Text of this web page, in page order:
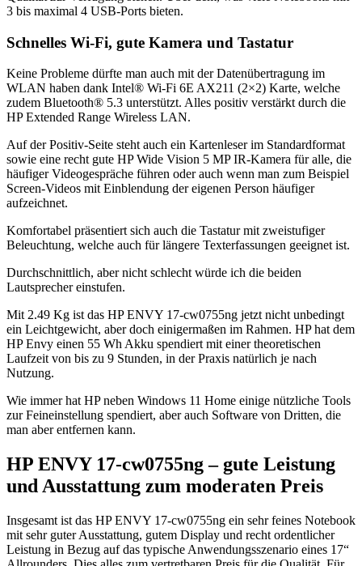
3 bis maximal 4 USB-Ports bieten.
Schnelles Wi-Fi, gute Kamera und Tastatur
Keine Probleme dürfte man auch mit der Datenübertragung im
WLAN haben dank Intel® Wi-Fi 6E AX211 (2×2) Karte, welche
zudem Bluetooth® 5.3 unterstützt. Alles positiv verstärkt durch die
HP Extended Range Wireless LAN.
Auf der Positiv-Seite steht auch ein Kartenleser im Standardformat
sowie eine recht gute HP Wide Vision 5 MP IR-Kamera für alle, die
häufiger Videogespräche führen oder auch wenn man zum Beispiel
Screen-Videos mit Einblendung der eigenen Person häufiger
aufzeichnet.
Komfortabel präsentiert sich auch die Tastatur mit zweistufiger
Beleuchtung, welche auch für längere Texterfassungen geeignet ist.
Durchschnittlich, aber nicht schlecht würde ich die beiden
Lautsprecher einstufen.
Mit 2.49 Kg ist das HP ENVY 17-cw0755ng jetzt nicht unbedingt
ein Leichtgewicht, aber doch einigermaßen im Rahmen. HP hat dem
HP Envy einen 55 Wh Akku spendiert mit einer theoretischen
Laufzeit von bis zu 9 Stunden, in der Praxis natürlich je nach
Nutzung.
Wie immer hat HP neben Windows 11 Home einige nützliche Tools
zur Feineinstellung spendiert, aber auch Software von Dritten, die
man aber entfernen kann.
HP ENVY 17-cw0755ng – gute Leistung
und Ausstattung zum moderaten Preis
Insgesamt ist das HP ENVY 17-cw0755ng ein sehr feines Notebook
mit sehr guter Ausstattung, gutem Display und recht ordentlicher
Leistung in Bezug auf das typische Anwendungsszenario eines 17“